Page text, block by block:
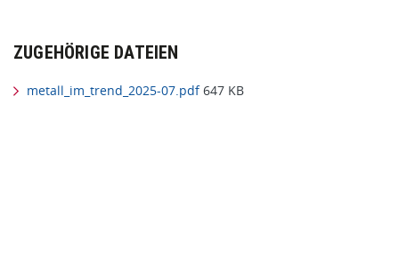
ZUGEHÖRIGE DATEIEN
metall_im_trend_2025-07.pdf647 KB